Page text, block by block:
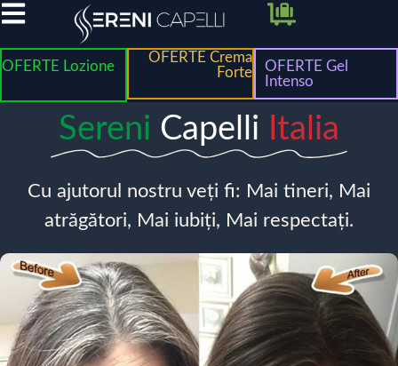
OFERTE Lozione
OFERTE Crema
Forte
OFERTE Gel
Intenso
Sereni Capelli Italia
Cu ajutorul nostru veți fi: Mai tineri, Mai
atrăgători, Mai iubiți, Mai respectați.